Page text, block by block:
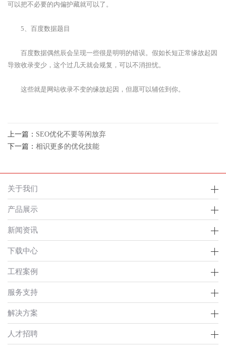
可以把不必要的内偏护藏就可以了。
5、百度数据题目
百度数据偶然辰会呈现一些很是明明的错误。假如长短正常缘故起因
导致收录变少，这个过几天就会规复，可以不消担忧。
这些就是网站收录不变的缘故起因，但愿可以辅佐到你。
上一篇： SEO优化不要等闲放弃
下一篇： 相识更多的优化技能
关于我们
产品展示
新闻资讯
下载中心
工程案例
服务支持
解决方案
人才招聘